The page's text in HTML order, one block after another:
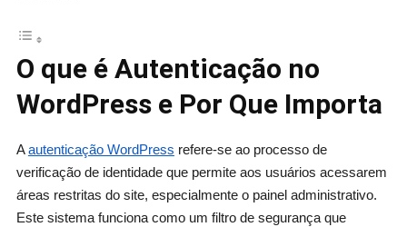
O que é Autenticação no
WordPress e Por Que Importa
Aautenticação WordPress refere-se ao processo de
verificação de identidade que permite aos usuários acessarem
áreas restritas do site, especialmente o painel administrativo.
Este sistema funciona como um filtro de segurança que